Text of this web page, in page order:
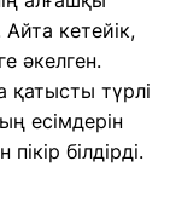
Айта кетейік,
әкелген.
қатысты түрлі
есімдерін
білдірді.